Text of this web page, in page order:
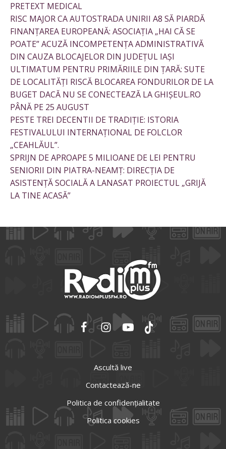
PRETEXT MEDICAL
RISC MAJOR CA AUTOSTRADA UNIRII A8 SĂ PIARDĂ
FINANȚAREA EUROPEANĂ: ASOCIAȚIA „HAI CĂ SE
POATE” ACUZĂ INCOMPETENȚA ADMINISTRATIVĂ
DIN CAUZA BLOCAJELOR DIN JUDEȚUL IAȘI
ULTIMATUM PENTRU PRIMĂRIILE DIN ȚARĂ: SUTE
DE LOCALITĂȚI RISCĂ BLOCAREA FONDURILOR DE LA
BUGET DACĂ NU SE CONECTEAZĂ LA GHIȘEUL.RO
PÂNĂ PE 25 AUGUST
PESTE TREI DECENTII DE TRADIȚIE: ISTORIA
FESTIVALULUI INTERNAȚIONAL DE FOLCLOR
„CEAHLĂUL”.
SPRIJN DE APROAPE 5 MILIOANE DE LEI PENTRU
SENIORII DIN PIATRA-NEAMȚ: DIRECȚIA DE
ASISTENȚĂ SOCIALĂ A LANASAT PROIECTUL „GRIJĂ
LA TINE ACASĂ”
Ascultă live
Contactează-ne
Politica de confidențialitate
Politica cookies